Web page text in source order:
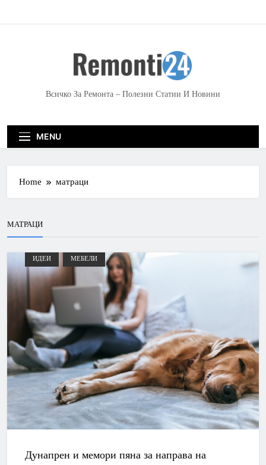
e
Всичко За Ремонта – Полезни Статии И Новини
MENU
Home матраци
МАТРАЦИ
ИДЕИ МЕБЕЛИ
Дунапрен и мемори пяна за направа на